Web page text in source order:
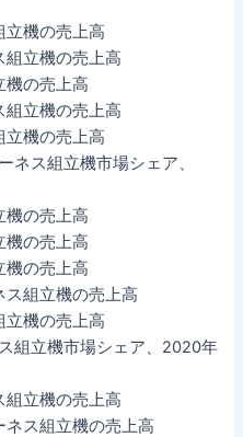
立機の売上高
組立機の売上高
機の売上高
組立機の売上高
立機の売上高
ネス組立機市場シェア、
機の売上高
機の売上高
機の売上高
ス組立機の売上高
立機の売上高
組立機市場シェア、2020年
組立機の売上高
ネス組立機の売上高